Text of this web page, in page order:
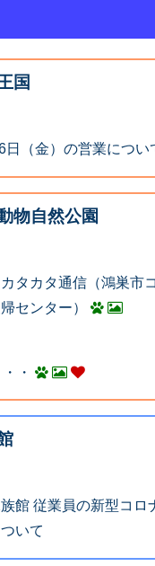
国
日（金）の営業につい
物自然公園
タカタ通信（鴻巣市
センター）
・
館 従業員の新型コロ
いて